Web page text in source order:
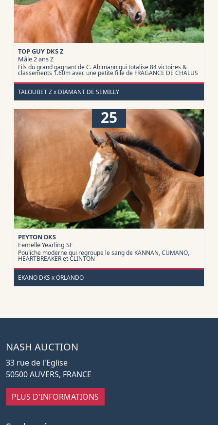
TOP GUY DKS Z
Mâle 2 ansZ
Fils du grand gagnant de C. Ahlmann qui totalise 84 victoires &
classements 1.60m avec une petite fille de FRAGANCE DE CHALUS
TALOUBET Z x DIAMANT DE SEMILLY
25
PEYTON DKS
Femelle Yearling SF
Pouliche moderne qui regroupe le sang de KANNAN, CUMANO,
HEARTBREAKER et CLINTON
EKANO DKS x ORLANDO
NASH AUCTION
33 rue de l'Eglise
50500 AUVERS, FRANCE
PLUS D'INFORMATIONS